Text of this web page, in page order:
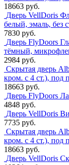
18663 руб.
Дверь VellDoris
белый, эмаль, без
7830 руб.
Дверь FlyDoors
тёмный,
2984 руб.
Скрытая дверь
кром. с 4 ст.), под
18663 руб.
Дверь FlyDoors
4848 руб.
Дверь VellDoris
7735 руб.
Скрытая дверь
кром. с 4 ст.), под
18663 руб.
Дверь VellDoris